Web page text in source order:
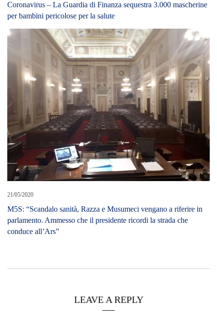
Coronavirus – La Guardia di Finanza sequestra 3.000 mascherine
per bambini pericolose per la salute
21/05/2020
M5S: “Scandalo sanità, Razza e Musumeci vengano a riferire in
parlamento. Ammesso che il presidente ricordi la strada che
conduce all’Ars”
LEAVE A REPLY